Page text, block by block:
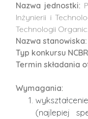
Nazwa jednostki:
Inżynierii i
Technologii
Nazwa
Typ konkursu
Termin składania
Wymagania:
(najlepiej